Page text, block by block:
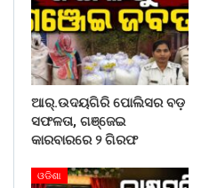
ଆର୍.ଉଦୟଗିରି ପୋଲିସର ବଡ଼
ସଫଳତା, ଗଞ୍ଜେଇ
କାରବାରରେ ୨ ଗିରଫ
ଓଡିଶା